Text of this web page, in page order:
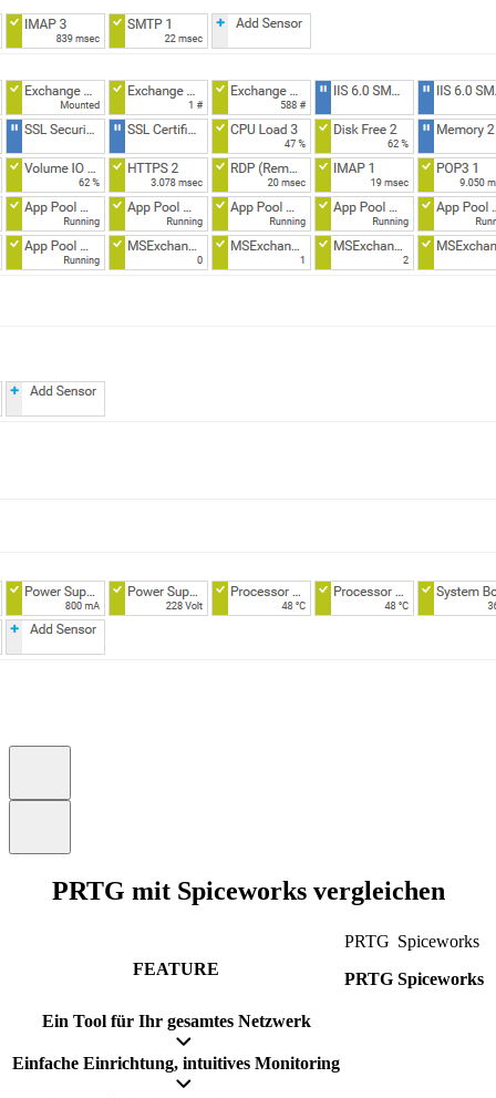
PRTG mit Spiceworks vergleichen
FEATURE
PRTG
PRTG
Spiceworks
Spiceworks
Ein Tool für Ihr gesamtes Netzwerk
Einfache Einrichtung, intuitives Monitoring